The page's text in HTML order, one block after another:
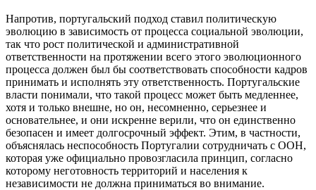
Напротив, португальский подход ставил политическую
эволюцию в зависимость от процесса социальной эволюции,
так что рост политической и административной
ответственности на протяжении всего этого эволюционного
процесса должен был бы соответствовать способности кадров
принимать и исполнять эту ответственность. Португальские
власти понимали, что такой процесс может быть медленнее,
хотя и только внешне, но он, несомненно, серьезнее и
основательнее, и они искренне верили, что он единственно
безопасен и имеет долгосрочный эффект. Этим, в частности,
объяснялась неспособность Португалии сотрудничать с ООН,
которая уже официально провозгласила принцип, согласно
которому неготовность территорий и населения к
независимости не должна приниматься во внимание.